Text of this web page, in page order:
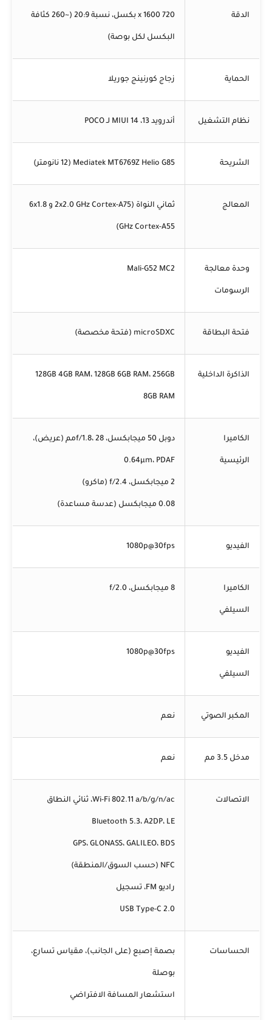
الدقة 720 x 1600 بكسل، نسبة 20:9 (~260 كثافة
البكسل لكل بوصة)
الحماية زجاج كورنينج جوريلا
نظام التشغيل أندرويد 13، MIUI 14 لـ POCO
الشريحة Mediatek MT6769Z Helio G85 (12 نانومتر)
المعالج ثماني النواة (2x2.0 GHz Cortex-A75 و 6x1.8
GHz Cortex-A55)
وحدة معالجة
الرسومات
Mali-G52 MC2
فتحة البطاقة microSDXC (فتحة مخصصة)
الذاكرة الداخلية 128GB 4GB RAM، 128GB 6GB RAM، 256GB
8GB RAM
الكاميرا
الرئيسية
دوبل 50 ميجابكسل، f/1.8، 28مم (عريض)،
0.64µm، PDAF
2 ميجابكسل، f/2.4 (ماكرو)
0.08 ميجابكسل (عدسة مساعدة)
الفيديو 1080p@30fps
الكاميرا
السيلفي
8 ميجابكسل، f/2.0
الفيديو
السيلفي
1080p@30fps
المكبر الصوتي نعم
مدخل 3.5 مم نعم
الاتصالات Wi-Fi 802.11 a/b/g/n/ac، ثنائي النطاق
Bluetooth 5.3، A2DP، LE
GPS، GLONASS، GALILEO، BDS
NFC (حسب السوق/المنطقة)
راديو FM، تسجيل
USB Type-C 2.0
الحساسات بصمة إصبع (على الجانب)، مقياس تسارع،
بوصلة
استشعار المسافة الافتراضي